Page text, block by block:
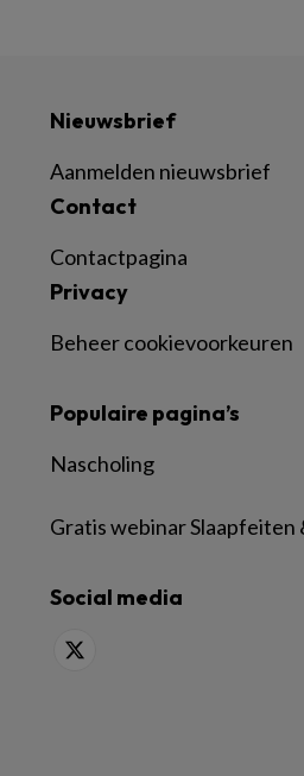
Nieuwsbrief
Aanmelden nieuwsbrief
Contact
Contactpagina
Privacy
Beheer cookievoorkeuren
Populaire pagina’s
Nascholing
Gratis webinar Slaapfeiten
Social media